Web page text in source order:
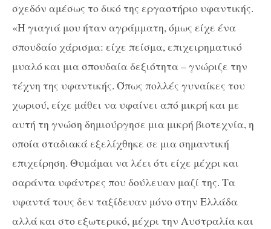
σχεδόν αμέσως το δικό της εργαστήριο υφαντικής.
«Η γιαγιά μου ήταν αγράμματη, όμως είχε ένα
σπουδαίο χάρισμα: είχε πείσμα, επιχειρηματικό
μυαλό και μια σπουδαία δεξιότητα – γνώριζε την
τέχνη της υφαντικής. Όπως πολλές γυναίκες του
χωριού, είχε μάθει να υφαίνει από μικρή και με
αυτή τη γνώση δημιούργησε μια μικρή βιοτεχνία, η
οποία σταδιακά εξελίχθηκε σε μια σημαντική
επιχείρηση. Θυμάμαι να λέει ότι είχε μέχρι και
σαράντα υφάντρες που δούλευαν μαζί της. Τα
υφαντά τους δεν ταξίδευαν μόνο στην Ελλάδα
αλλά και στο εξωτερικό, μέχρι την Αυστραλία και